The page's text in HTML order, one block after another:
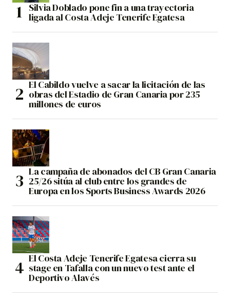
Silvia Doblado pone fin a una trayectoria
ligada al Costa Adeje Tenerife Egatesa
El Cabildo vuelve a sacar la licitación de las
obras del Estadio de Gran Canaria por 235
millones de euros
La campaña de abonados del CB Gran Canaria
25/26 sitúa al club entre los grandes de
Europa en los Sports Business Awards 2026
El Costa Adeje Tenerife Egatesa cierra su
stage en Tafalla con un nuevo test ante el
Deportivo Alavés